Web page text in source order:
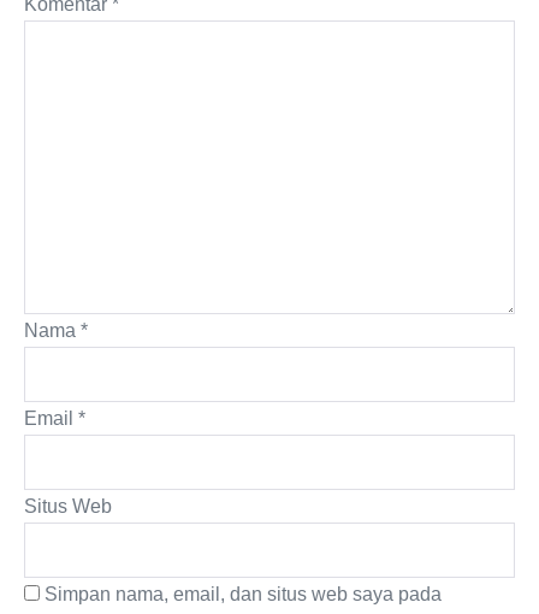
Nama *
Email *
Situs Web
Simpan nama, email, dan situs web saya pada